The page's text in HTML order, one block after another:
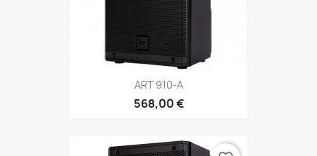
ART 910-A
568,00 €